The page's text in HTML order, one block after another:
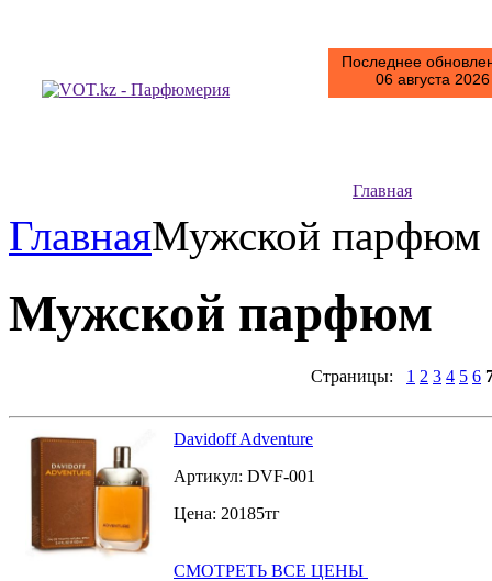
Последнее
06 августа
Главная
ГлавнаяМужской
Мужской парфюм
Страницы: 1 2 3 4 5 6
Davidoff Adventure
Артикул: DVF-001
Цена: 20185тг
СМОТРЕТЬ ВСЕ ЦЕНЫ